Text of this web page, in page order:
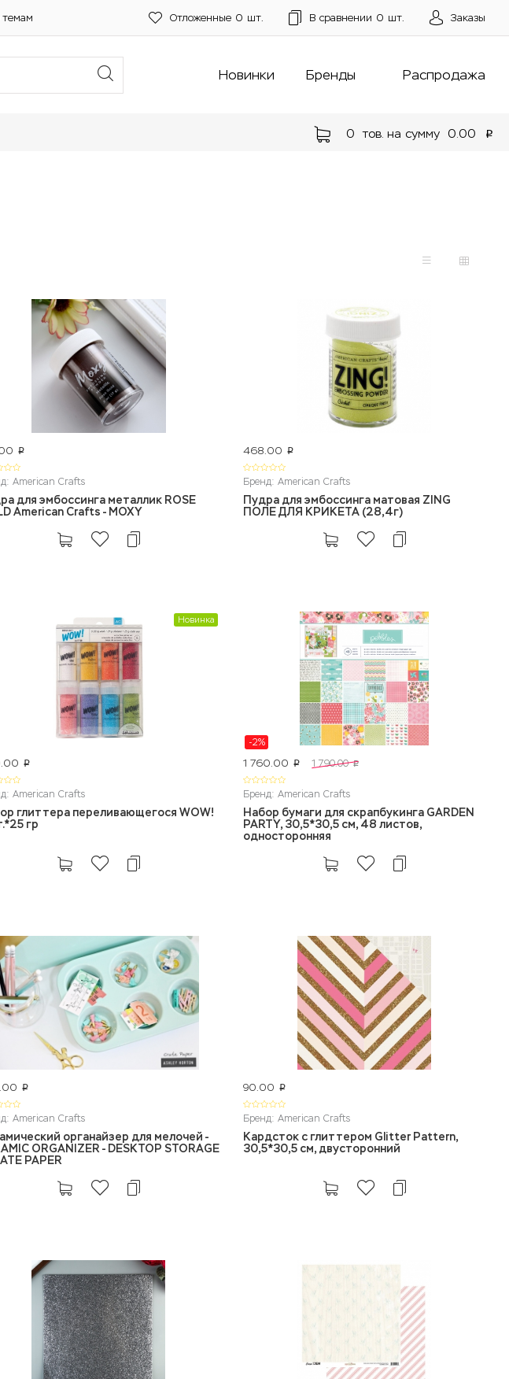
темам Отложенные 0 шт. В сравнении 0 шт. Заказы
Новинки Бренды Распродажа
0 тов. на сумму 0.00 p
p
American Crafts
для эмбоссинга металлик ROSE
American Crafts - MOXY
468.00 p
Бренд: American Crafts
Пудра для эмбоссинга матовая ZING
ПОЛЕ ДЛЯ КРИКЕТА (28,4г)
Новинка
p
American Crafts
глиттера переливающегося WOW!
гр
-2%
1 760.00 p 1 790.00 p
Бренд: American Crafts
Набор бумаги для скрапбукинга GARDEN
PARTY, 30,5*30,5 см, 48 листов,
односторонняя
p
American Crafts
органайзер для мелочей -
ORGANIZER - DESKTOP STORAGE
PAPER
90.00 p
Бренд: American Crafts
Кардсток с глиттером Glitter Pattern,
30,5*30,5 см, двусторонний